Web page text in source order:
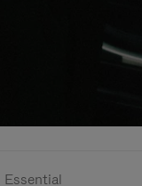
Essential